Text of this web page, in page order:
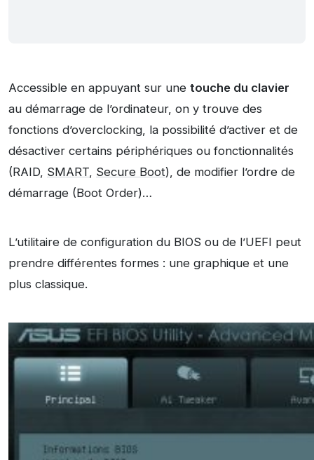
Accessible en appuyant sur une touche du clavier
au démarrage de l’ordinateur, on y trouve des
fonctions d’overclocking, la possibilité d’activer et de
désactiver certains périphériques ou fonctionnalités
(RAID, SMART, Secure Boot), de modifier l’ordre de
démarrage (Boot Order)…
L’utilitaire de configuration du BIOS ou de l’UEFI peut
prendre différentes formes : une graphique et une
plus classique.